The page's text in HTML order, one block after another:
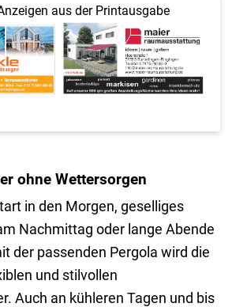
aus der Printausgabe
ohne Wettersorgen
in den Morgen, geselliges
Nachmittag oder lange Abende
der passenden Pergola wird die
und stilvollen
Auch an kühleren Tagen und bis